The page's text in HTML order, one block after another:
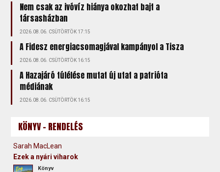
Nem csak az ivóvíz hiánya okozhat bajt a
társasházban
2026.08.06. CSÜTÖRTÖK 17:15
A Fidesz energiacsomagjával kampányol a Tisza
2026.08.06. CSÜTÖRTÖK 16:15
A Hazajáró túlélése mutat új utat a patrióta
médiának
2026.08.06. CSÜTÖRTÖK 16:15
KÖNYV - RENDELÉS
Sarah MacLean
Ezek a nyári viharok
Könyv